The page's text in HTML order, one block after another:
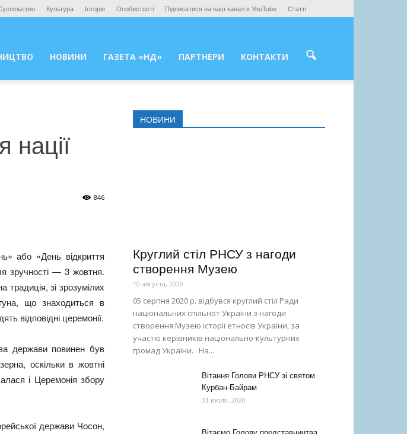
Культура Історія Особистості Підписатися на наш канал в YouTube Статті
НОВИНИ ГАЗЕТА «НД» ПАРТНЕРИ КОНТАКТИ
846
або «День відкриття
зручності — 3 жовтня.
традиція, зі зрозумілих
що знаходиться в
відповідні церемонії.
держави повинен був
оскільки в жовтні
і Церемонія збору
держави Чосон,
НОВИНИ
Круглий стіл РНСУ з нагоди
створення Музею
10 августа, 2020
05 серпня 2020 р. відбувся круглий стіл Ради
національних спільнот України з нагоди
створення Музею історії етносів України, за
участю керівників національно-культурних
громад України. На...
Вітання Голови РНСУ зі святом
Курбан-Байрам
31 июля, 2020